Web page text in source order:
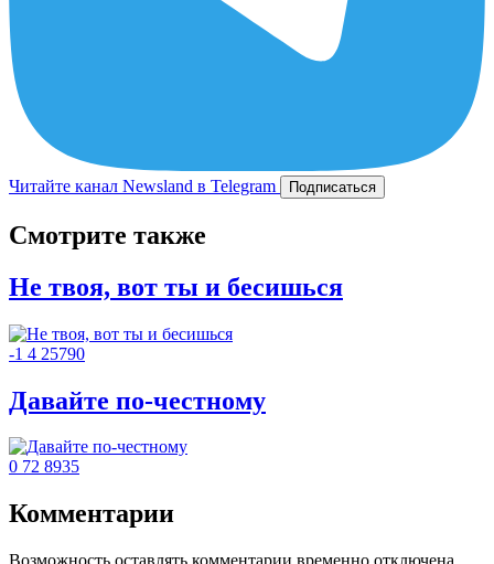
Читайте канал Newsland в Telegram Подписаться
Смотрите также
Не твоя, вот ты и бесишься
-1 4 25790
Давайте по-честному
0 72 8935
Комментарии